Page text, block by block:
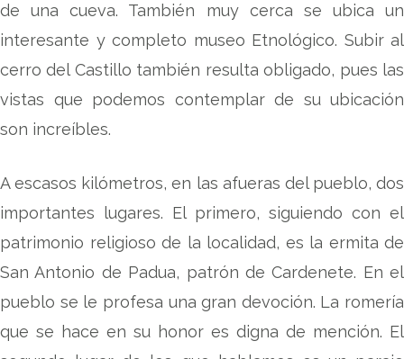
de una cueva. También muy cerca se ubica un
interesante y completo museo Etnológico. Subir al
cerro del Castillo también resulta obligado, pues las
vistas que podemos contemplar de su ubicación
son increíbles.
A escasos kilómetros, en las afueras del pueblo, dos
importantes lugares. El primero, siguiendo con el
patrimonio religioso de la localidad, es la ermita de
San Antonio de Padua, patrón de Cardenete. En el
pueblo se le profesa una gran devoción. La romería
que se hace en su honor es digna de mención. El